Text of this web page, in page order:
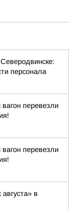
персонала
перевезли
перевезли
в